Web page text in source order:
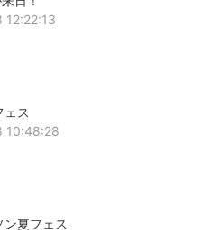
ェス
10:48:28
ン夏フェス